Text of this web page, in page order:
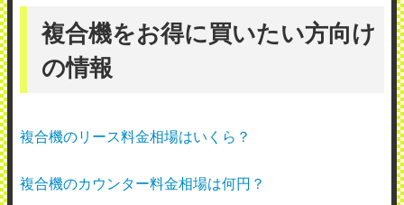
複合機をお得に買いたい方向け
の情報
複合機のリース料金相場はいくら？
複合機のカウンター料金相場は何円？